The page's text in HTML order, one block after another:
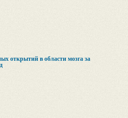
открытий в области мозга за